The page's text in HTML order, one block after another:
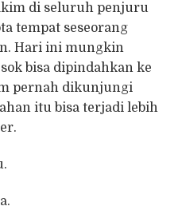
di seluruh penjuru
tempat seseorang
Hari ini mungkin
bisa dipindahkan ke
pernah dikunjungi
itu bisa terjadi lebih